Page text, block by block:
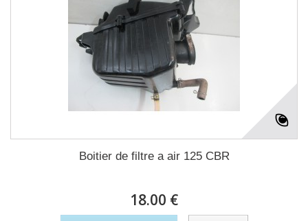
Boitier de filtre a air 125 CBR
18.00 €